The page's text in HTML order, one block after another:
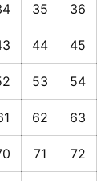
35 36
44 45
53 54
62 63
71 72